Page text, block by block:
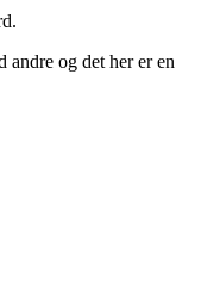
andre og det her er en